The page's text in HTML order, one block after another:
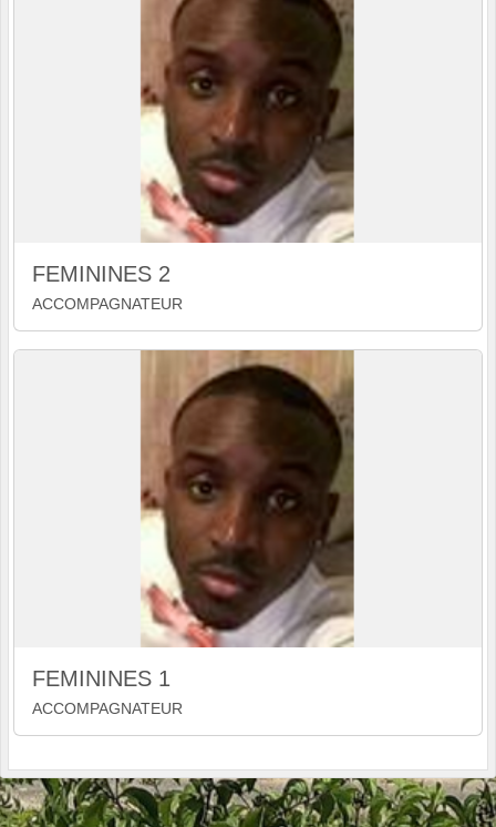
FEMININES 2
ACCOMPAGNATEUR
FEMININES 1
ACCOMPAGNATEUR